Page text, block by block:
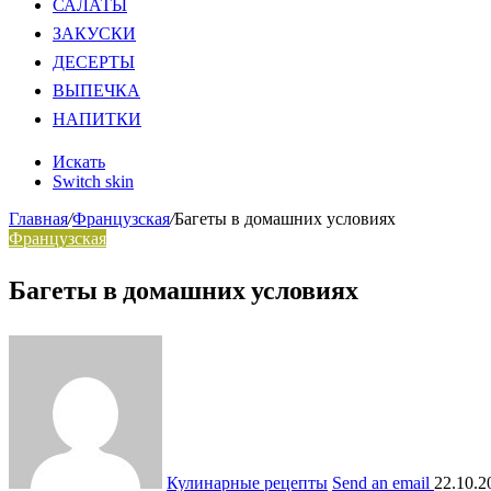
САЛАТЫ
ЗАКУСКИ
ДЕСЕРТЫ
ВЫПЕЧКА
НАПИТКИ
Искать
Switch skin
Главная/Французская/Багеты в домашних условиях
Французская
Багеты в домашних условиях
Кулинарные рецепты Send an email